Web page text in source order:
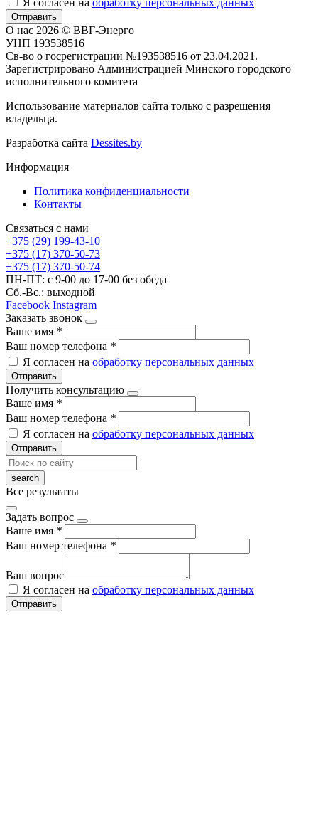
Я согласен на обработку персональных данных
Отправить
О нас 2026 © ВВГ-Энерго
УНП 193538516
Св-во о госрегистрации №193538516 от 23.04.2021.
Зарегистрировано Администрацией Минского городского
исполнительного комитета
Использование материалов сайта только с разрешения
владельца.
Разработка сайта Dessites.by
Информация
Политика конфиденциальности
Контакты
Связаться с нами
+375 (29) 199-43-10
+375 (17) 370-50-73
+375 (17) 370-50-74
ПН-ПТ: с 9-00 до 17-00 без обеда
Сб.-Вс.: выходной
Facebook Instagram
Заказать звонок
Ваше имя *
Ваш номер телефона *
Я согласен на обработку персональных данных
Отправить
Получить консультацию
Ваше имя *
Ваш номер телефона *
Я согласен на обработку персональных данных
Отправить
Все результаты
Задать вопрос
Ваше имя *
Ваш номер телефона *
Ваш вопрос
Я согласен на обработку персональных данных
Отправить